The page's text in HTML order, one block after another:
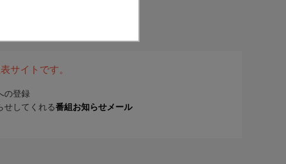
サイトです。
の登録
せしてくれる番組お知らせメール